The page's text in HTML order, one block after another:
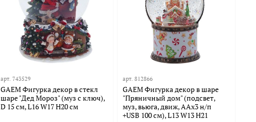
арт.743529
GAEM Фигурка декор в стекл
шаре "Дед Мороз" (муз с ключ),
D 15 см, L16 W17 H20 см
арт.812866
GAEM Фигурка декор в шаре
"Пряничный дом" (подсвет,
муз, вьюга, движ, AAх3 н/п
+USB 100 см), L13 W13 H21